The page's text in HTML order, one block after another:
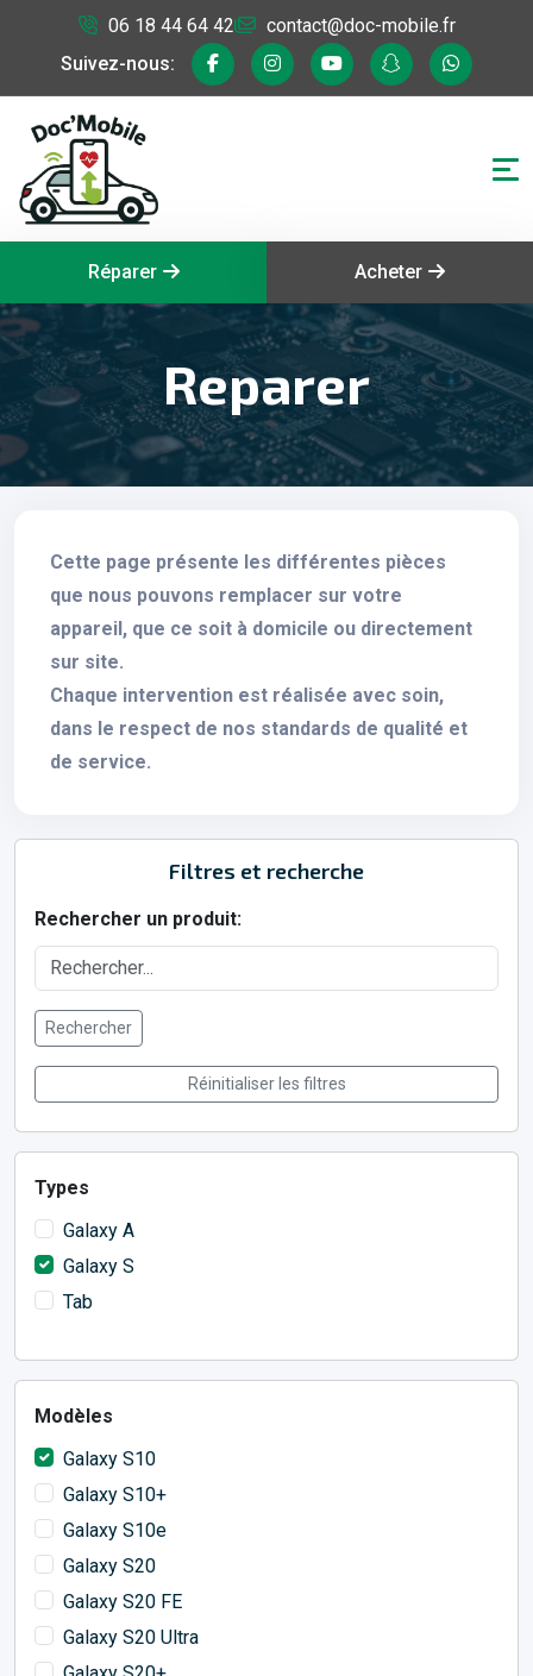
Suivez-nous:
06 18 44 64 42 contact@doc-mobile.fr
Réparer Acheter
Reparer
Cette page présente les différentes pièces
que nous pouvons remplacer sur votre
appareil, que ce soit à domicile ou directement
sur site.
Chaque intervention est réalisée avec soin,
dans le respect de nos standards de qualité et
de service.
Filtres et recherche
Rechercher un produit:
Rechercher
Réinitialiser les filtres
Types
Galaxy A
Galaxy S
Tab
Modèles
Galaxy S10
Galaxy S10+
Galaxy S10e
Galaxy S20
Galaxy S20 FE
Galaxy S20 Ultra